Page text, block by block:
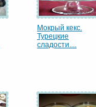
Мокрый кекс.
Турецкие
сладости....